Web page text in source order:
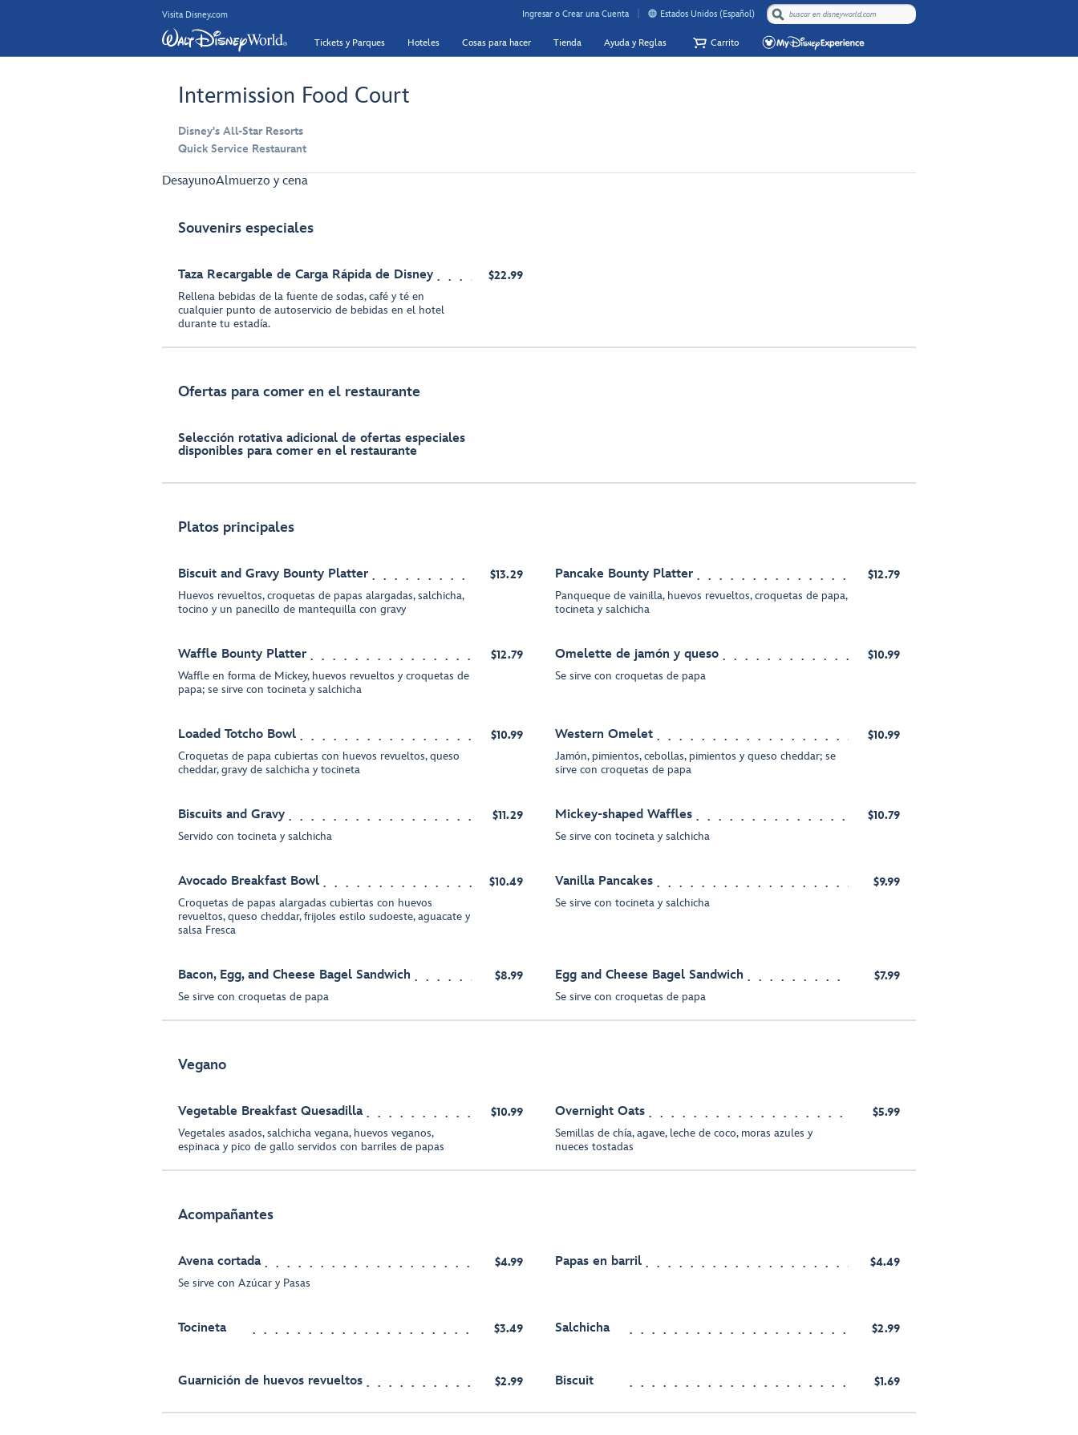
Visita Disney.com Ingresar o Crear una Cuenta Estados Unidos (Español)
Tickets y Parques Hoteles Cosas para hacer Tienda Ayuda y Reglas Carrito
Intermission Food Court
Disney's All-Star Resorts
Quick Service Restaurant
DesayunoAlmuerzo y cena
Souvenirs especiales
Taza Recargable de Carga Rápida de Disney
Rellena bebidas de la fuente de sodas, café y té en
cualquier punto de autoservicio de bebidas en el hotel
durante tu estadía.
$22.99
Ofertas para comer en el restaurante
Selección rotativa adicional de ofertas especiales
disponibles para comer en el restaurante
Platos principales
Biscuit and Gravy Bounty Platter
Huevos revueltos, croquetas de papas alargadas, salchicha,
tocino y un panecillo de mantequilla con gravy
$13.29 Pancake Bounty Platter
Panqueque de vainilla, huevos revueltos, croquetas de papa,
tocineta y salchicha
$12.79
Waffle Bounty Platter
Waffle en forma de Mickey, huevos revueltos y croquetas de
papa; se sirve con tocineta y salchicha
$12.79 Omelette de jamón y queso
Se sirve con croquetas de papa
$10.99
Loaded Totcho Bowl
Croquetas de papa cubiertas con huevos revueltos, queso
cheddar, gravy de salchicha y tocineta
$10.99 Western Omelet
Jamón, pimientos, cebollas, pimientos y queso cheddar; se
sirve con croquetas de papa
$10.99
Biscuits and Gravy
Servido con tocineta y salchicha
$11.29 Mickey-shaped Waffles
Se sirve con tocineta y salchicha
$10.79
Avocado Breakfast Bowl
Croquetas de papas alargadas cubiertas con huevos
revueltos, queso cheddar, frijoles estilo sudoeste, aguacate y
salsa Fresca
$10.49 Vanilla Pancakes
Se sirve con tocineta y salchicha
$9.99
Bacon, Egg, and Cheese Bagel Sandwich
Se sirve con croquetas de papa
$8.99 Egg and Cheese Bagel Sandwich
Se sirve con croquetas de papa
$7.99
Vegano
Vegetable Breakfast Quesadilla
Vegetales asados, salchicha vegana, huevos veganos,
espinaca y pico de gallo servidos con barriles de papas
$10.99 Overnight Oats
Semillas de chía, agave, leche de coco, moras azules y
nueces tostadas
$5.99
Acompañantes
Avena cortada
Se sirve con Azúcar y Pasas
$4.99 Papas en barril $4.49
Tocineta $3.49 Salchicha $2.99
Guarnición de huevos revueltos $2.99 Biscuit $1.69